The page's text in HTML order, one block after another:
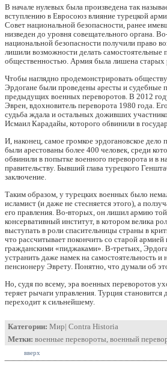
В начале нулевых была произведена так
вступлению в Евросоюз влияние турецкой
Совет национальной безопасности, ранее
низведен до уровня совещательного органа.
национальной безопасности получили право
лишили возможности делать самостоятельные
общественностью. Армия была лишена старых
Чтобы наглядно продемонстрировать
Эрдогане были проведены аресты и судебные
предыдущих военных переворотов. В 2012
Эврен, вдохновитель переворота 1980 года.
судьба ждала и остальных доживших
Исмаил Карадайы, которого обвинили в
И, наконец, самое громкое эрдогановское
были арестованы более 400 человек, среди
обвинили в попытке военного переворота и в
правительству. Бывший глава турецкого
заключение.
Таким образом, у турецких военных было
исламист (и даже не стесняется этого), а
его правления. Во-вторых, он лишил армию
консервативный институт, в котором велика
выступать в роли спасительницы страны в
что рассчитывает покончить со старой
гражданскими «пиджаками». В-третьих,
устранить даже намек на самостоятельность
пенсионеру Эврету. Понятно, что думали об
Но, судя по всему, эра военных переворотов
теряет рычаги управления. Турция
переходит к сильнейшему.
Категории: Мир| Contra Historia
Метки: военные перевороты, военный
вверх